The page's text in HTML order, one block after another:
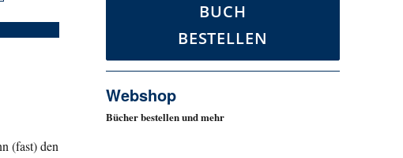
(fast) den
BUCH
BESTELLEN
Webshop
Bücher bestellen und mehr